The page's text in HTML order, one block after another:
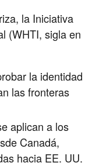
la Iniciativa
(WHTI, sigla en
la identidad
las fronteras
aplican a los
Canadá,
hacia EE. UU.